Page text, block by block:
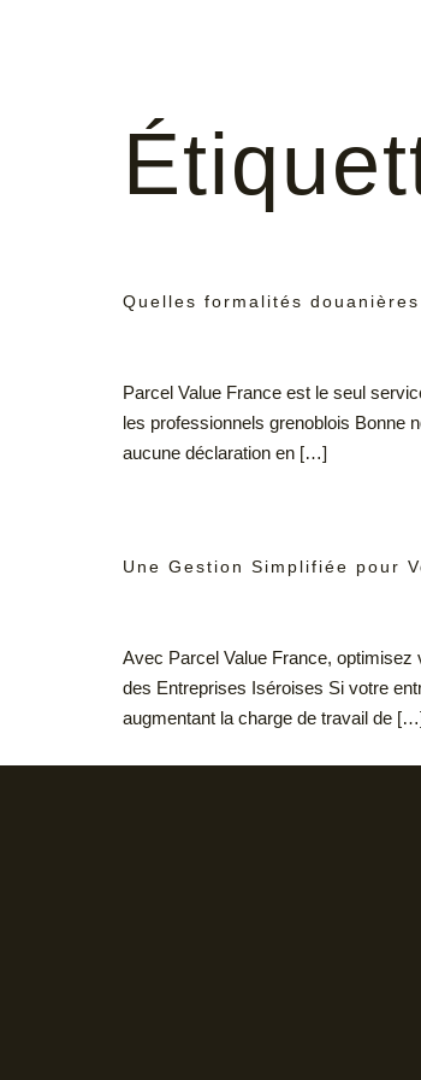
Quelles formalités
Parcel Value France est le seul
les professionnels grenoblois Bonne
aucune déclaration en […]
Une Gestion Simplifiée pour
Avec Parcel Value France, optimisez
des Entreprises Iséroises Si votre
augmentant la charge de travail de